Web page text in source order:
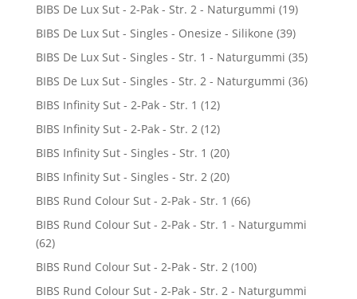
BIBS De Lux Sut - 2-Pak - Str. 2 - Naturgummi (19)
BIBS De Lux Sut - Singles - Onesize - Silikone (39)
BIBS De Lux Sut - Singles - Str. 1 - Naturgummi (35)
BIBS De Lux Sut - Singles - Str. 2 - Naturgummi (36)
BIBS Infinity Sut - 2-Pak - Str. 1 (12)
BIBS Infinity Sut - 2-Pak - Str. 2 (12)
BIBS Infinity Sut - Singles - Str. 1 (20)
BIBS Infinity Sut - Singles - Str. 2 (20)
BIBS Rund Colour Sut - 2-Pak - Str. 1 (66)
BIBS Rund Colour Sut - 2-Pak - Str. 1 - Naturgummi
(62)
BIBS Rund Colour Sut - 2-Pak - Str. 2 (100)
BIBS Rund Colour Sut - 2-Pak - Str. 2 - Naturgummi